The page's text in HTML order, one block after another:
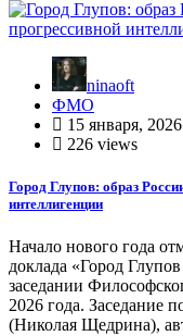
ninaoft
ФМО
15 января, 2026
226 views
Город Глупов: образ
интеллигенции
Начало нового года
доклада «Город
заседании
2026 года. Заседание
(Николая Щедрина),